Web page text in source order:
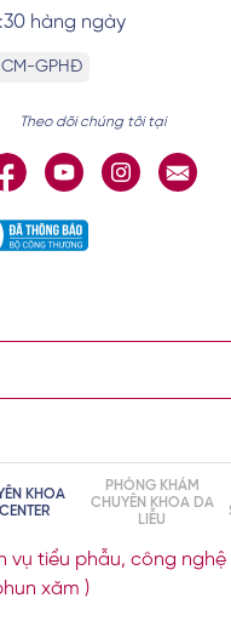
hàng ngày
GPHĐ
Theo dõi chúng tôi tại
KHOA
PHÒNG KHÁM
CHUYÊN KHOA DA
LIỄU
vụ tiểu phẫu, công
xăm )